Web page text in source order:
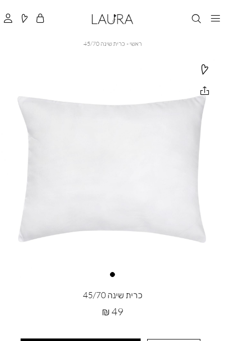
ראשי ראשי
כרית שינה 45/70
כרית
כרית שינה 45/70
מחיר
49 ₪